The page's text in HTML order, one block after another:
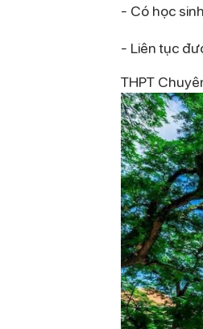
- Có học
- Liên tục
THPT